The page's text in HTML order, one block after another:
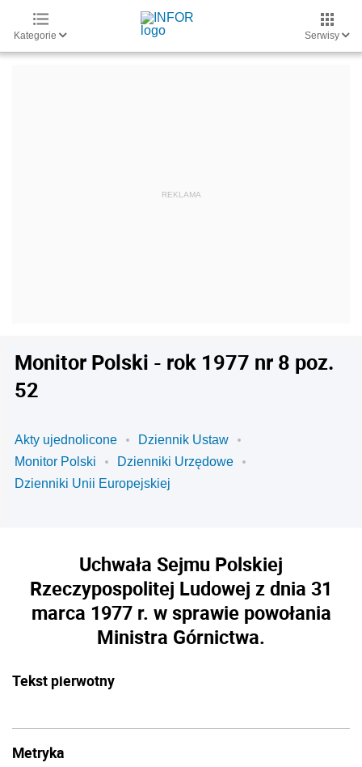
Kategorie Serwisy
Monitor Polski - rok 1977 nr 8 poz.
52
Akty ujednolicone
Dziennik Ustaw
Monitor Polski
Dzienniki Urzędowe
Dzienniki Unii Europejskiej
Uchwała Sejmu Polskiej
Rzeczypospolitej Ludowej z dnia 31
marca 1977 r. w sprawie powołania
Ministra Górnictwa.
Tekst pierwotny
Metryka